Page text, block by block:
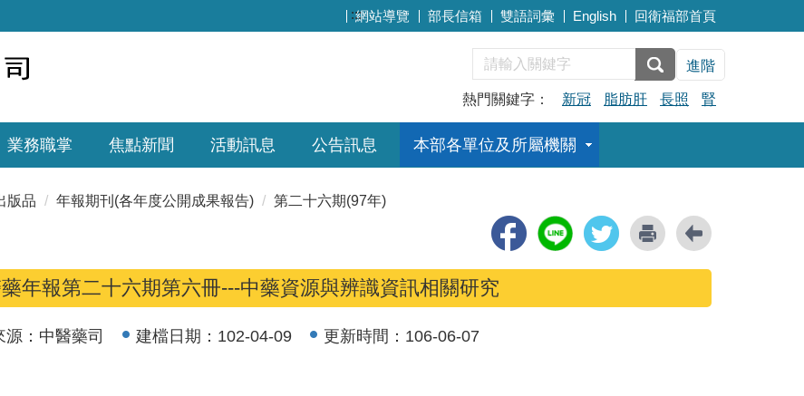
:::網站導覽 部長信箱 雙語詞彙 English 回衛福部首頁
進階
熱門關鍵字： 新冠 脂肪肝 長照 腎
業務職掌 焦點新聞 活動訊息 公告訊息 本部各單位及所屬機關
版品 年報期刊(各年度公開成果報告) 第二十六期(97年)
年報第二十六期第六冊---中藥資源與辨識資訊相關研究
： 中醫藥司 建檔日期： 102-04-09 更新時間： 106-06-07